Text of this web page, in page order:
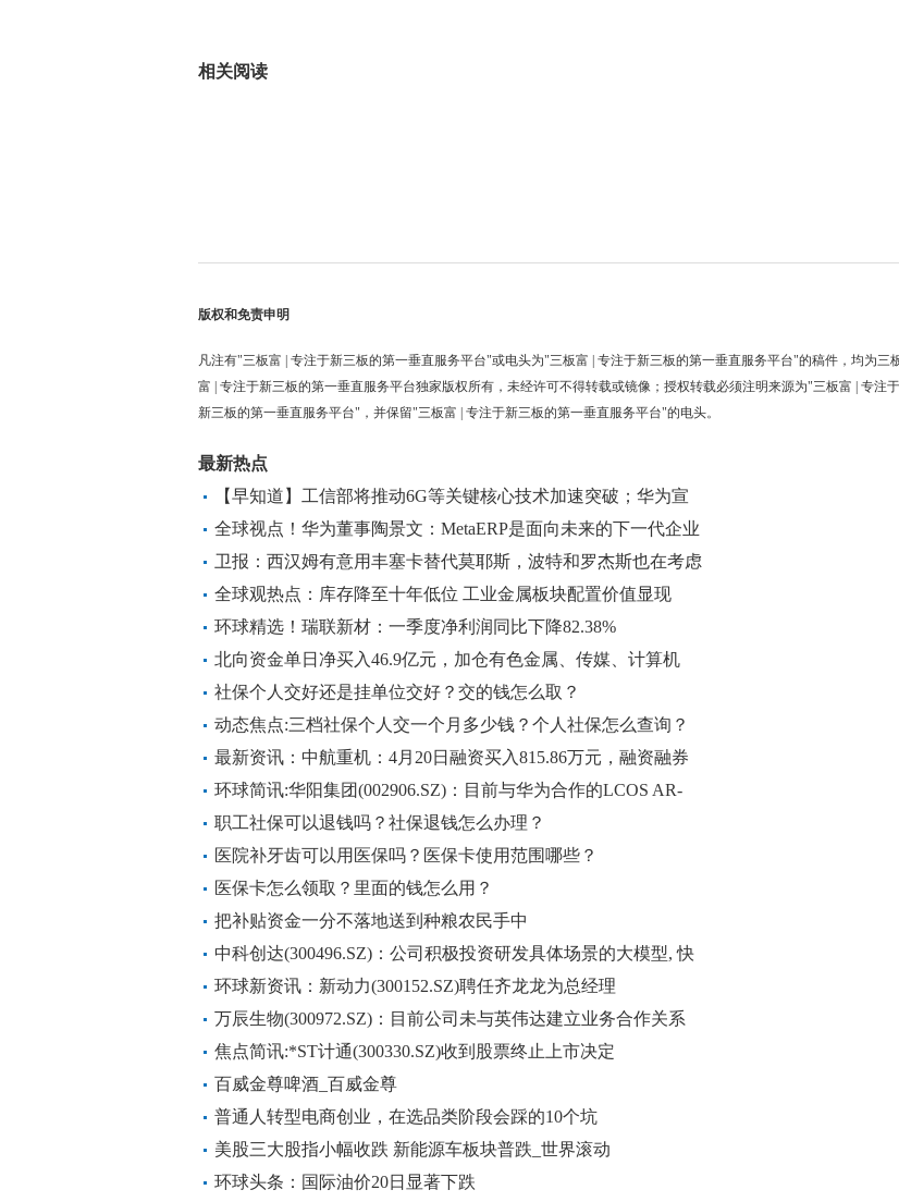
相关阅读
版权和免责申明
凡注有"三板富 | 专注于新三板的第一垂直服务平台"或电头为"三板富 | 专注于新三板的第一垂直服务平台"的稿件，均为三
富 | 专注于新三板的第一垂直服务平台独家版权所有，未经许可不得转载或镜像；授权转载必须注明来源为"三板富 | 专注于
新三板的第一垂直服务平台"，并保留"三板富 | 专注于新三板的第一垂直服务平台"的电头。
最新热点
【早知道】工信部将推动6G等关键核心技术加速突破；华为宣
布成功实现MetaERP研发和替换
全球视点！华为董事陶景文：MetaERP是面向未来的下一代企业
核心商业系统
卫报：西汉姆有意用丰塞卡替代莫耶斯，波特和罗杰斯也在考虑
范围
全球观热点：库存降至十年低位 工业金属板块配置价值显现
环球精选！瑞联新材：一季度净利润同比下降82.38%
北向资金单日净买入46.9亿元，加仓有色金属、传媒、计算机
社保个人交好还是挂单位交好？交的钱怎么取？
动态焦点:三档社保个人交一个月多少钱？个人社保怎么查询？
最新资讯：中航重机：4月20日融资买入815.86万元，融资融券
余额5.42亿元
环球简讯:华阳集团(002906.SZ)：目前与华为合作的LCOS AR-
HUD项目已投入开发
职工社保可以退钱吗？社保退钱怎么办理？
医院补牙齿可以用医保吗？医保卡使用范围哪些？
医保卡怎么领取？里面的钱怎么用？
把补贴资金一分不落地送到种粮农民手中
中科创达(300496.SZ)：公司积极投资研发具体场景的大模型, 快
速布局
环球新资讯：新动力(300152.SZ)聘任齐龙龙为总经理
万辰生物(300972.SZ)：目前公司未与英伟达建立业务合作关系
焦点简讯:*ST计通(300330.SZ)收到股票终止上市决定
百威金尊啤酒_百威金尊
普通人转型电商创业，在选品类阶段会踩的10个坑
美股三大股指小幅收跌 新能源车板块普跌_世界滚动
环球头条：国际油价20日显著下跌